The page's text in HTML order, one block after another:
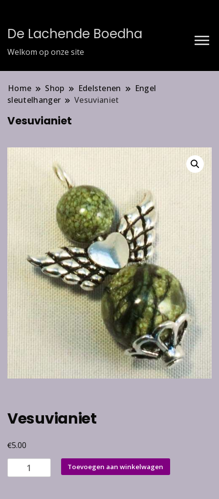
De Lachende Boedha
Welkom op onze site
Home Shop Edelstenen
Engel
sleutelhanger
Vesuvianiet
Vesuvianiet
Vesuvianiet
€5.00
Vesuvianiet
aantal
Toevoegen aan winkelwagen